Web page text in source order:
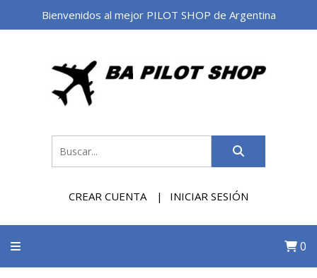
Bienvenidos al mejor PILOT SHOP de Argentina
CREAR CUENTA INICIAR SESIÓN
0